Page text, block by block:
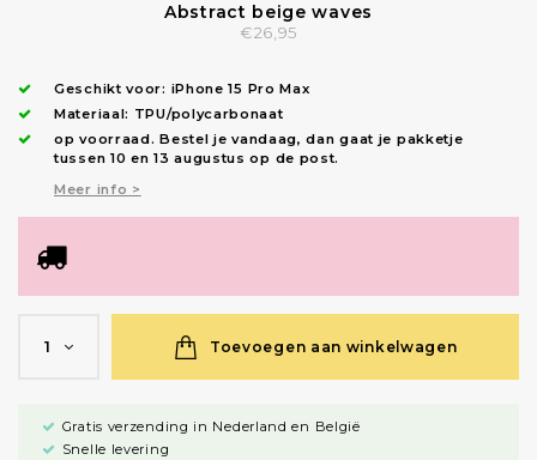
Abstract beige waves
€26,95
Geschikt voor: iPhone 15 Pro Max
Materiaal: TPU/polycarbonaat
op voorraad.Bestel je vandaag, dan gaat je pakketje
tussen 10 en 13 augustus op de post.
Meer info >
1 Toevoegen aan winkelwagen
Gratis verzending in Nederland en België
Snelle levering